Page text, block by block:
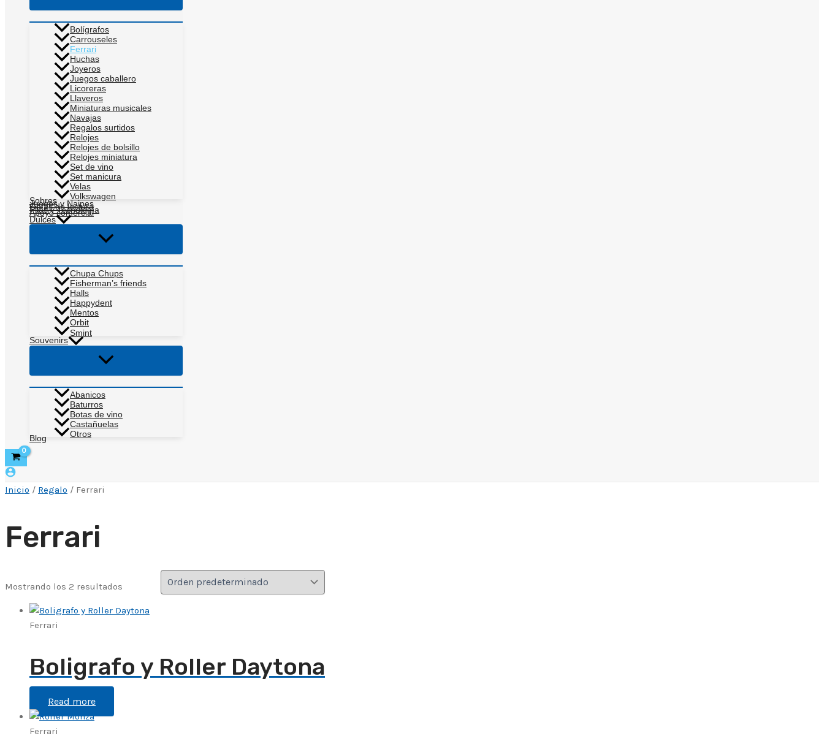
Bolígrafos
Carrouseles
Ferrari
Huchas
Joyeros
Juegos caballero
Licoreras
Llaveros
Miniaturas musicales
Navajas
Regalos surtidos
Relojes
Relojes de bolsillo
Relojes miniatura
Set de vino
Set manicura
Velas
Volkswagen
Sobres
Juegos y Naipes
Gafas de lectura
Pilas y Tecnología
Apoyo comercial
Dulces
Alternar
Chupa Chups
Fisherman’s friends
Halls
Happydent
Mentos
Orbit
Smint
Souvenirs
Alternar
Abanicos
Baturros
Botas de vino
Castañuelas
Otros
Blog
Inicio / Regalo / Ferrari
Ferrari
Mostrando los 2 resultados
Ferrari
Boligrafo y Roller Daytona
Read more
Ferrari